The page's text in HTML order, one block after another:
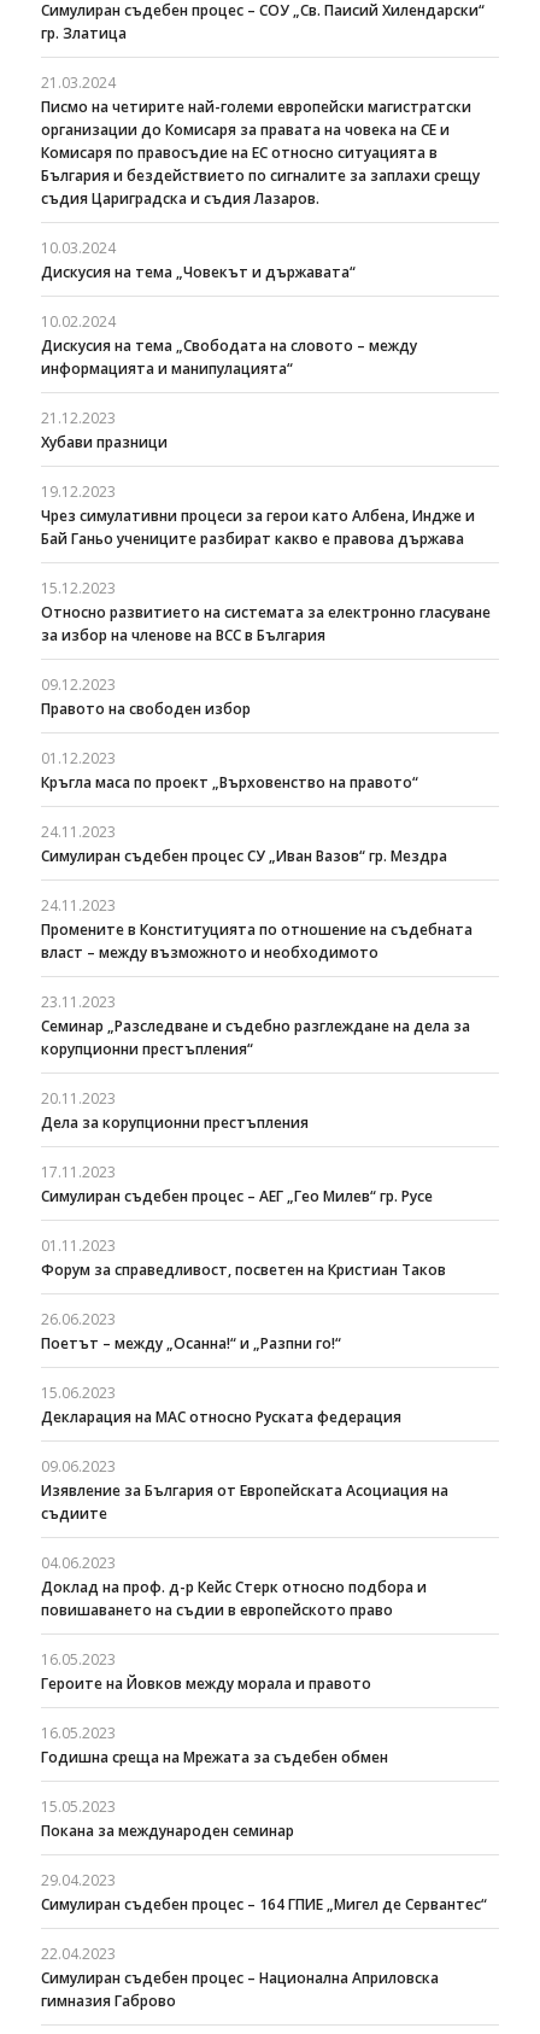
Симулиран съдебен процес – СОУ „Св. Паисий Хилендарски“
гр. Златица
21.03.2024
Писмо на четирите най-големи европейски магистратски
организации до Комисаря за правата на човека на СЕ и
Комисаря по правосъдие на ЕС относно ситуацията в
България и бездействието по сигналите за заплахи срещу
съдия Цариградска и съдия Лазаров.
10.03.2024
Дискусия на тема „Човекът и държавата“
10.02.2024
Дискусия на тема „Свободата на словото – между
информацията и манипулацията“
21.12.2023
Хубави празници
19.12.2023
Чрез симулативни процеси за герои като Албена, Индже и
Бай Ганьо учениците разбират какво е правова държава
15.12.2023
Относно развитието на системата за електронно гласуване
за избор на членове на ВСС в България
09.12.2023
Правото на свободен избор
01.12.2023
Кръгла маса по проект „Върховенство на правото“
24.11.2023
Симулиран съдебен процес СУ „Иван Вазов“ гр. Мездра
24.11.2023
Промените в Конституцията по отношение на съдебната
власт – между възможното и необходимото
23.11.2023
Семинар „Разследване и съдебно разглеждане на дела за
корупционни престъпления“
20.11.2023
Дела за корупционни престъпления
17.11.2023
Симулиран съдебен процес – АЕГ „Гео Милев“ гр. Русе
01.11.2023
Форум за справедливост, посветен на Кристиан Таков
26.06.2023
Поетът – между „Осанна!“ и „Разпни го!“
15.06.2023
Декларация на МАС относно Руската федерация
09.06.2023
Изявление за България от Европейската Асоциация на
съдиите
04.06.2023
Доклад на проф. д-р Кейс Стерк относно подбора и
повишаването на съдии в европейското право
16.05.2023
Героите на Йовков между морала и правото
16.05.2023
Годишна среща на Мрежата за съдебен обмен
15.05.2023
Покана за международен семинар
29.04.2023
Симулиран съдебен процес – 164 ГПИЕ „Мигел де Сервантес“
22.04.2023
Симулиран съдебен процес – Национална Априловска
гимназия Габрово